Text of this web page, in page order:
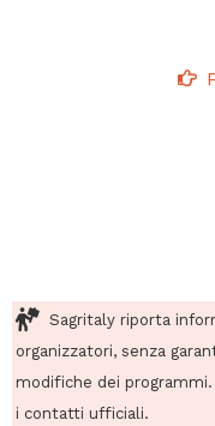
Sagritaly riporta
organizzatori, senza
modifiche dei
i contatti ufficiali.